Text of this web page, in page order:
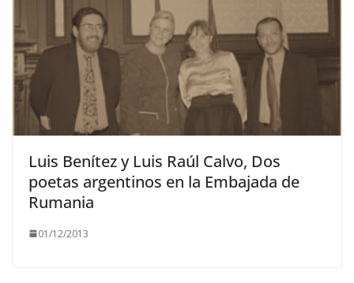
Luis Benítez y Luis Raúl Calvo, Dos
poetas argentinos en la Embajada de
Rumania
01/12/2013